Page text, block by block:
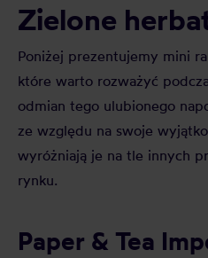
Zielone
Poniżej prezentujemy mini
które warto rozważyć
odmian tego ulubionego
ze względu na swoje
wyróżniają je na tle innych
rynku.
Paper & Tea